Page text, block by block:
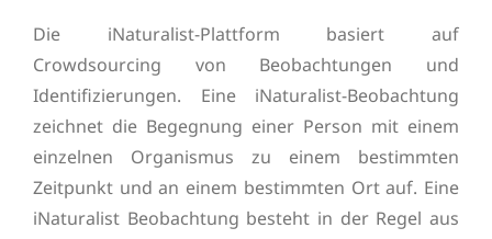
Die iNaturalist-Plattform basiert auf
Crowdsourcing von Beobachtungen und
Identifizierungen. Eine iNaturalist-Beobachtung
zeichnet die Begegnung einer Person mit einem
einzelnen Organismus zu einem bestimmten
Zeitpunkt und an einem bestimmten Ort auf. Eine
iNaturalist Beobachtung besteht in der Regel aus